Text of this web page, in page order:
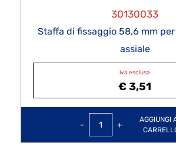
30130033
Staffa di fissaggio 58,6 mm
assiale
iva esclusa
€ 3,51
QuantitàAGGIUNGI